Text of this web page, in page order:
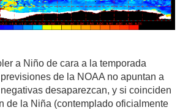
a Niño de cara a la temporada
de la NOAA no apuntan a
desaparezcan, y si coinciden
de la Niña (contemplado oficialmente